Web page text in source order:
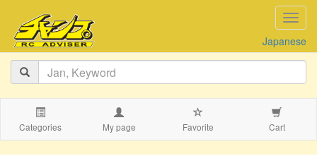
Japanese
Categories My page Favorite Cart